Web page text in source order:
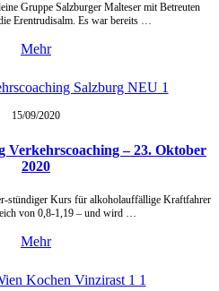
Gruppe Salzburger Malteser mit Betreuten
Erentrudisalm. Es war bereits …
Mehr
15/09/2020
– 23. Oktober
2020
stündiger Kurs für alkoholauffällige Kraftfahrer
von 0,8-1,19 – und wird …
Mehr